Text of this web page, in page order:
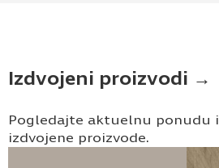
Izdvojeni proizvodi →
Pogledajte aktuelnu ponudu i
izdvojene proizvode.